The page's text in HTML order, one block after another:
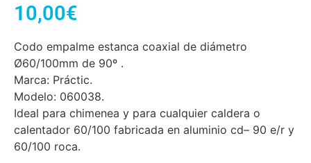
10,00€
Codo empalme estanca coaxial de diámetro
Ø60/100mm de 90º .
Marca: Práctic.
Modelo: 060038.
Ideal para chimenea y para cualquier caldera o
calentador 60/100 fabricada en aluminio cd– 90 e/r y
60/100 roca.